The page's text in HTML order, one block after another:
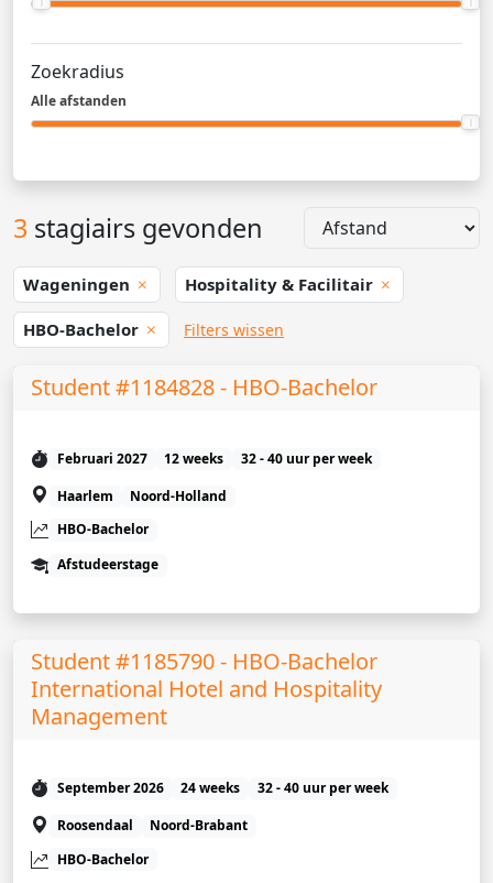
Zoekradius
Alle afstanden
3 stagiairs gevonden
Wageningen Hospitality & Facilitair
HBO-Bachelor Filters wissen
Student #1184828 - HBO-Bachelor
Februari 2027 12 weeks
32 - 40 uur per week
Haarlem
Noord-Holland
HBO-Bachelor
Afstudeerstage
Student #1185790 - HBO-Bachelor
International Hotel and Hospitality
Management
September 2026 24 weeks
32 - 40 uur per week
Roosendaal
Noord-Brabant
HBO-Bachelor